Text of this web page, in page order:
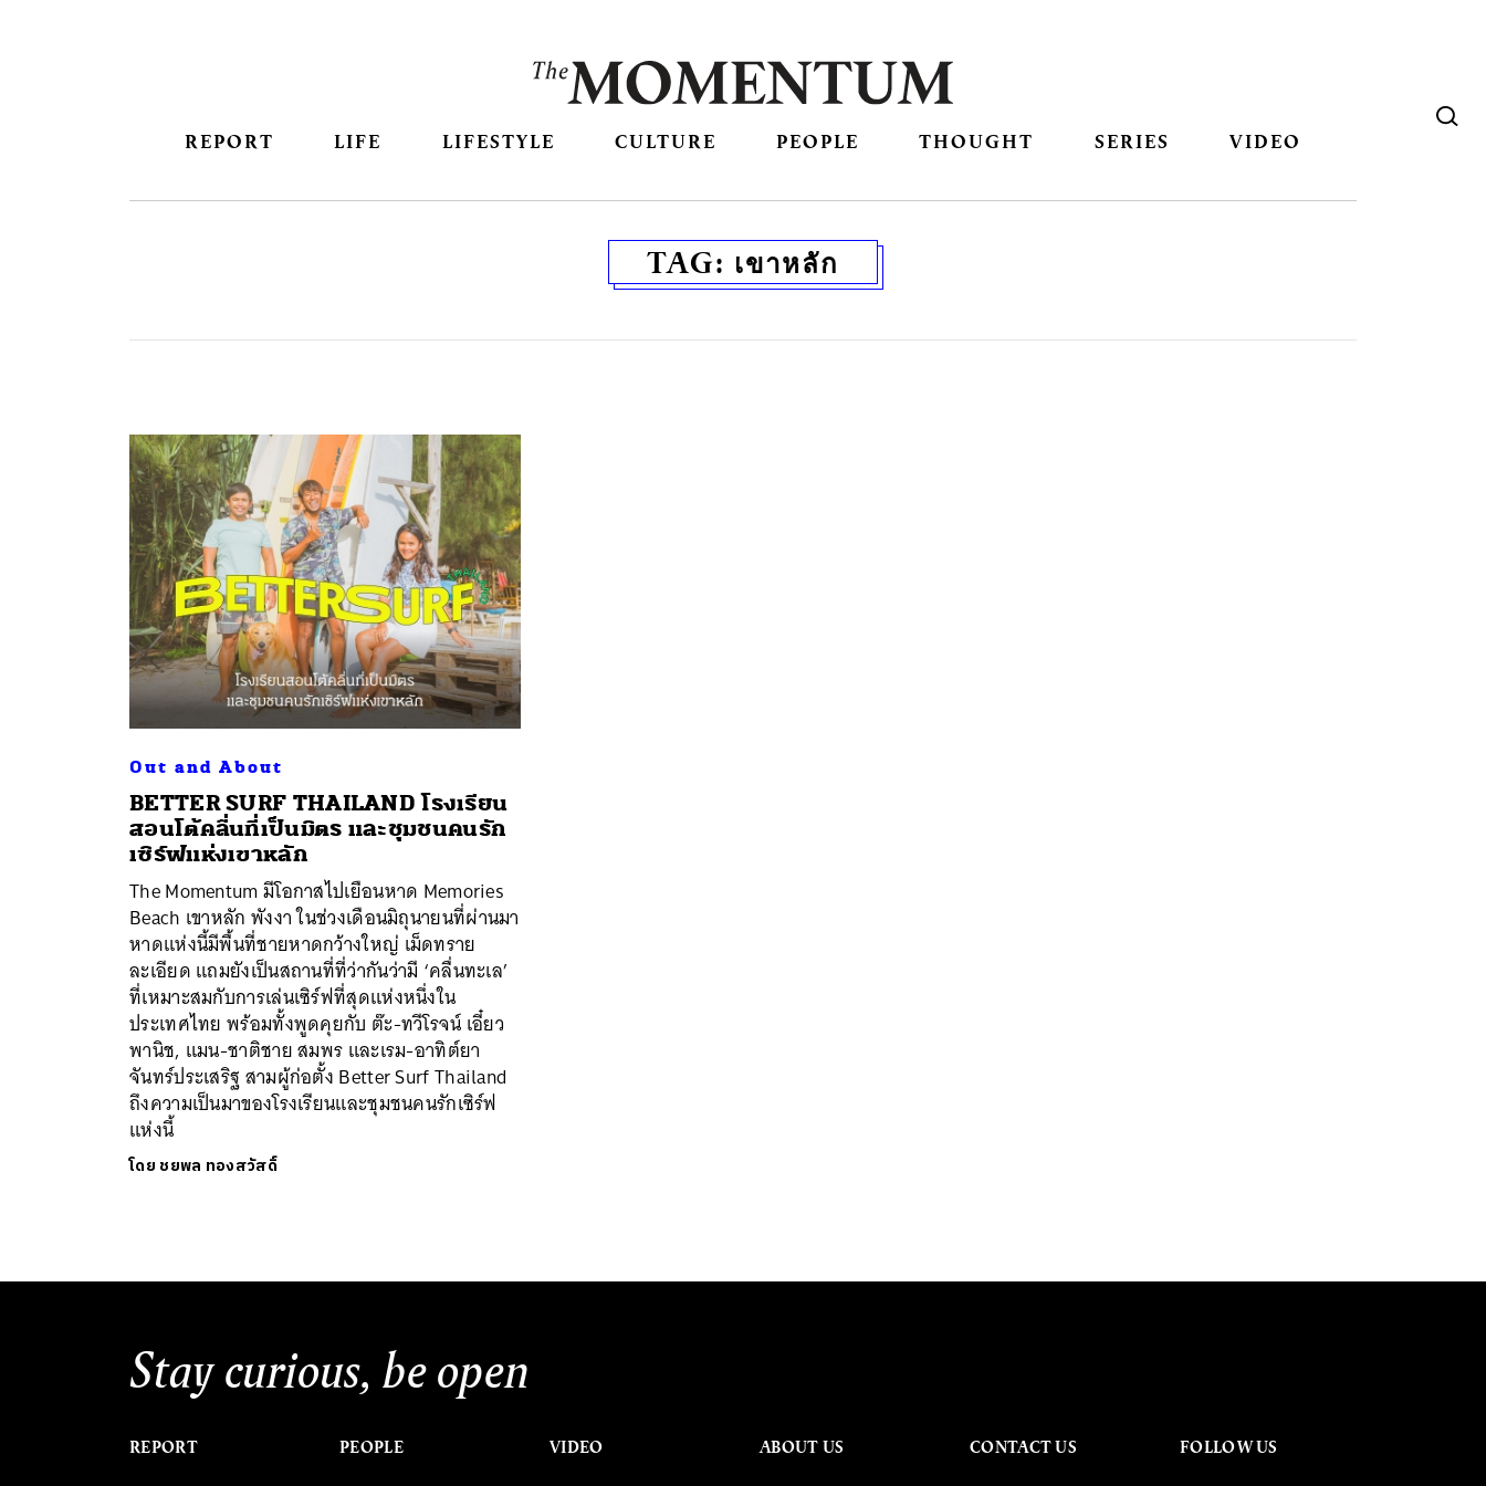
REPORT LIFE LIFESTYLE CULTURE PEOPLE THOUGHT SERIES VIDEO
TAG: เขาหลัก
Out and About
BETTER SURF THAILAND โรงเรียน
สอนโต้คลื่นที่เป็นมิตร และชุมชนคนรัก
เซิร์ฟแห่งเขาหลัก
The Momentum มีโอกาสไปเยือนหาด Memories
Beach เขาหลัก พังงา ในช่วงเดือนมิถุนายนที่ผ่านมา
หาดแห่งนี้มีพื้นที่ชายหาดกว้างใหญ่ เม็ดทราย
ละเอียด แถมยังเป็นสถานที่ที่ว่ากันว่ามี ‘คลื่นทะเล’
ที่เหมาะสมกับการเล่นเซิร์ฟที่สุดแห่งหนึ่งใน
ประเทศไทย พร้อมทั้งพูดคุยกับ ต๊ะ-ทวีโรจน์ เอี๋ยว
พานิช, แมน-ชาติชาย สมพร และเรม-อาทิต์ยา
จันทร์ประเสริฐ สามผู้ก่อตั้ง Better Surf Thailand
ถึงความเป็นมาของโรงเรียนและชุมชนคนรักเซิร์ฟ
แห่งนี้
โดย ชยพล ทองสวัสดิ์
Stay curious, be open
REPORT PEOPLE VIDEO ABOUT US CONTACT US FOLLOW US
ค้นหา